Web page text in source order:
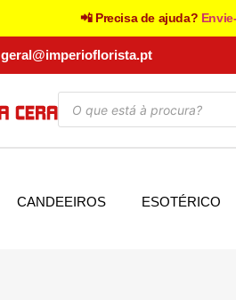
📲 Precisa de ajuda?
geral@imperioflorista.pt
CANDEEIROS ESOTÉRICO